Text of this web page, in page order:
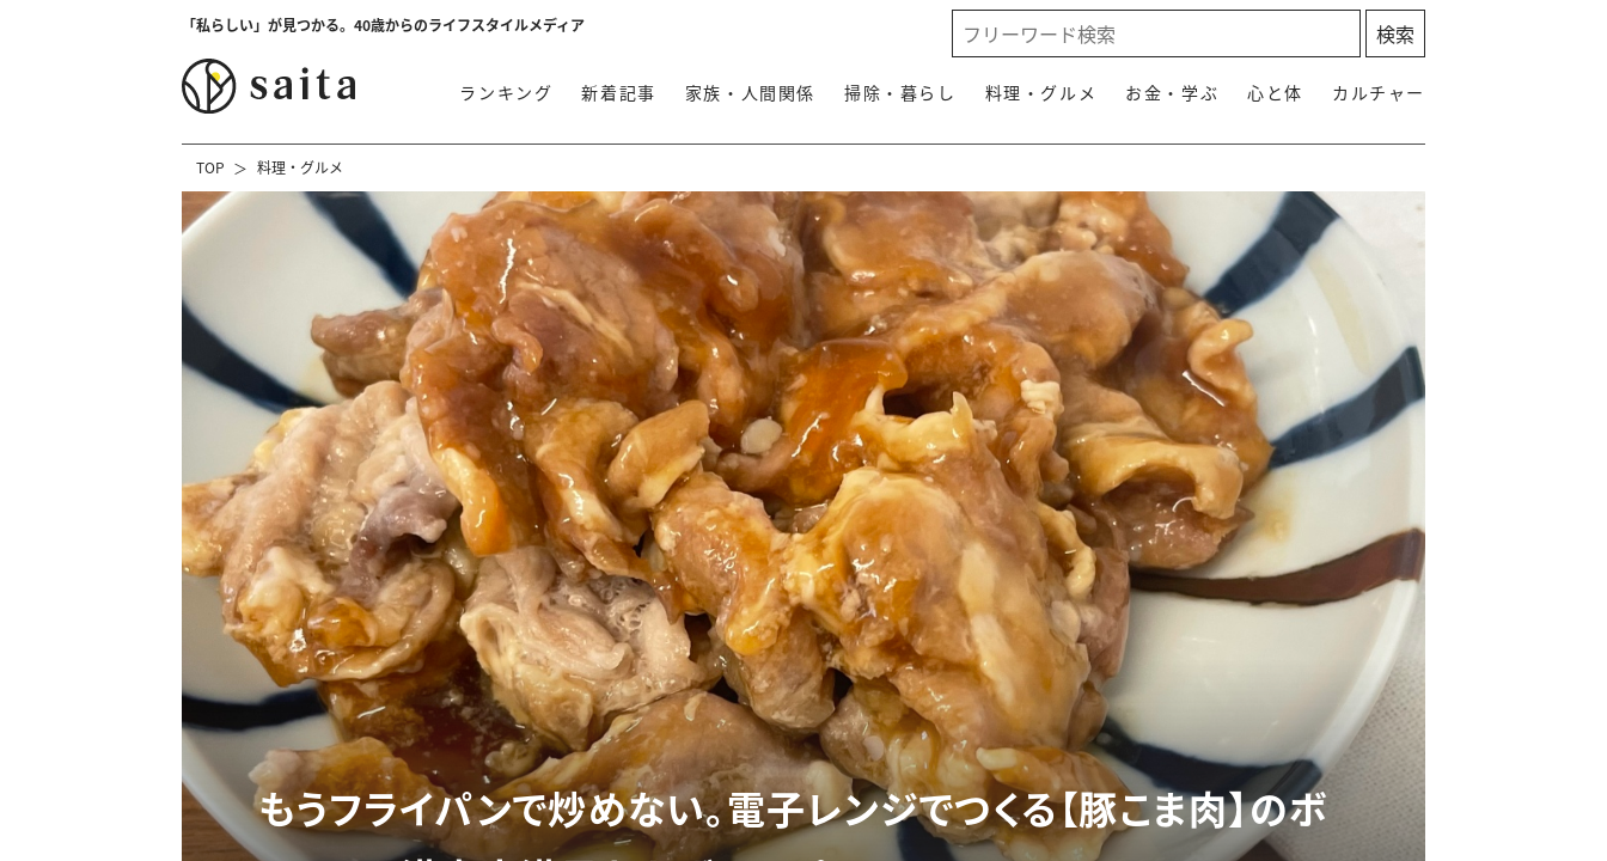
「私らしい」が見つかる。40歳からのライフスタイルメディア
ランキング 新着記事 家族・人間関係 掃除・暮らし 料理・グルメ お金・学ぶ 心と体 カルチャー
TOP 料理・グルメ
もうフライパンで炒めない。電子レンジでつくる【豚こま肉】のボ